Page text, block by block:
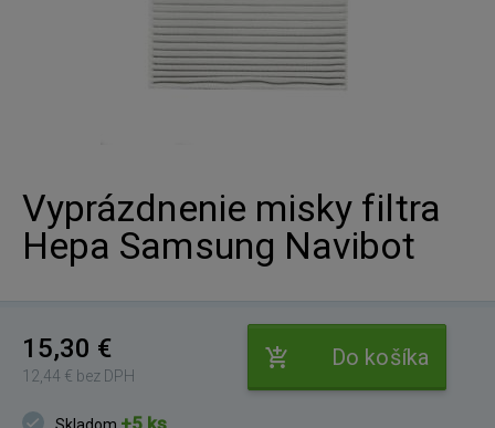
Vyprázdnenie misky filtra
Hepa Samsung Navibot
15,30 €
12,44 € bez DPH
Do košíka
Skladom +5 ks